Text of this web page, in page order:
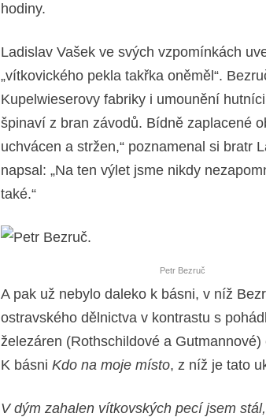
hodiny.
Ladislav Vašek ve svých vzpomínkách
„vítkovického pekla takřka oněměl“.
Kupelwieserovy fabriky i umounění
špinaví z bran závodů. Bídně zaplacené
uchvácen a stržen,“ poznamenal si bratr
napsal: „Na ten výlet jsme nikdy
také.“
Petr Bezruč
A pak už nebylo daleko k básni, v níž
ostravského dělnictva v kontrastu s
železáren (Rothschildové a
K básni Kdo na moje místo, z níž je tato
V dým zahalen vítkovských pecí jsem stál,